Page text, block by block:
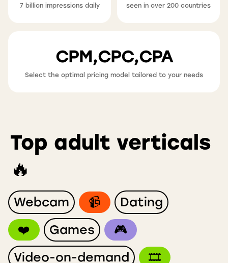
7 billion impressions daily
CPM,CPC,CPA
Select the optimal pricing model tailored to your needs
seen in over 200 countries
Top adult verticals
🔥
Webcam 📹
Dating
❤️
Games
🎮
Video-on-demand
🎞